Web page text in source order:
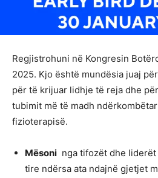
Regjistrohuni në Kongresin
2025. Kjo është mundësia juaj
për të krijuar lidhje të reja dhe
tubimit më të madh
fizioterapisë.
Mësoni nga tifozët dhe
tire ndërsa ata ndajnë gjetjet